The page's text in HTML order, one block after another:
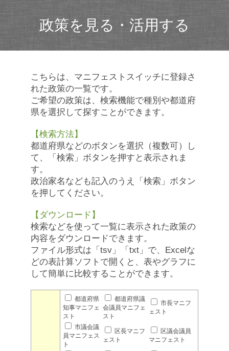
政策を見る・活用する
こちらは、マニフェストスイッチに登録さ
れた政策の一覧です。
ご希望の政策は、検索機能で種別や都道府
県を選択して探すことができます。
【検索方法】
都道府県などのボタンを選択（複数可）し
て、「検索」ボタンを押すと表示されま
す。
政治家名なども記入のうえ「検索」ボタン
を押してください。
【ダウンロード】
検索などを使って一覧に表示された政策の
内容をダウンロードできます。
ファイル形式は「tsv」「txt」で、Excelな
どの表計算ソフトで開くと、表やグラフに
して簡単に比較することができます。
都道府県
知事マニフェ
スト
都道府県議
会議員マニフェ
スト
市長マニフ
ェスト
市議会議
員マニフェス
ト
区長マニフ
ェスト
区議会議員
マニフェスト